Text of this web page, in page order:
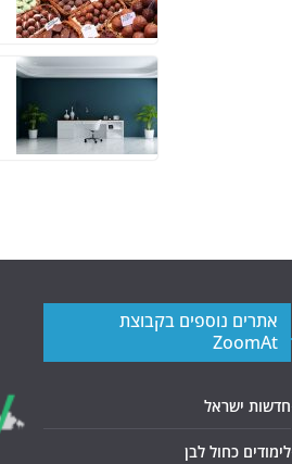
אתרים נוספים בקבוצת
ZoomAt
חדשות ישראל
לימודים כחול לבן